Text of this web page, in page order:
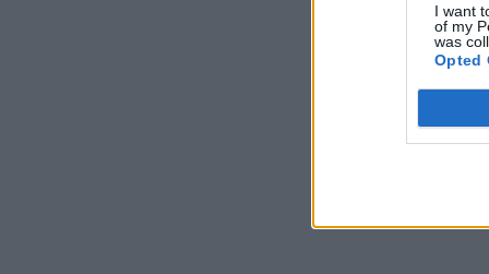
I want
of my
was
Opted